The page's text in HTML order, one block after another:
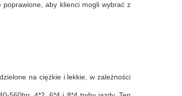
poprawione, aby klienci mogli wybrać z
na ciężkie i lekkie, w zależności